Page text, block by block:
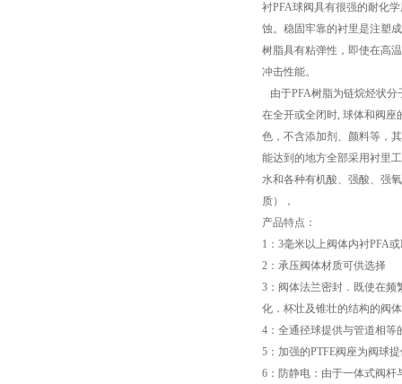
衬PFA球阀具有很强的耐化
蚀。稳固牢靠的衬里是注塑
树脂具有粘弹性，即使在高
冲击性能。
由于PFA树脂为链烷烃状分
在全开或全闭时, 球体和阀座
色，不含添加剂、颜料等，
能达到的地方全部采用衬里
水和各种有机酸、强酸、强
质），
产品特点：
1：3毫米以上阀体内衬PFA
2：承压阀体材质可供选择
3：阀体法兰密封．既使在
化．杯壮及锥壮的结构的阀
4：全通径球提供与管道相等
5：加强的PTFE阀座为阀球
6：防静电：由于一体式阀